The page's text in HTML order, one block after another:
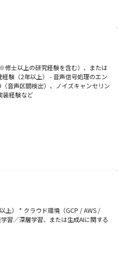
修士以上の研究経験を含む）、または
験（2年以上） - 音声信号処理のエン
音声区間検出）、ノイズキャンセリン
装経験など
上） * クラウド環境（GCP / AWS /
習／深層学習、または生成AIに関する